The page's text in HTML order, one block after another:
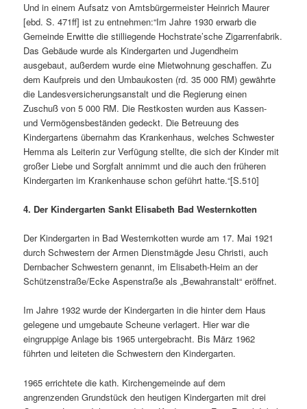
Und in einem Aufsatz von Amtsbürgermeister Heinrich Maurer
[ebd. S. 471ff] ist zu entnehmen:“Im Jahre 1930 erwarb die
Gemeinde Erwitte die stilliegende Hochstrate’sche Zigarrenfabrik.
Das Gebäude wurde als Kindergarten und Jugendheim
ausgebaut, außerdem wurde eine Mietwohnung geschaffen. Zu
dem Kaufpreis und den Umbaukosten (rd. 35 000 RM) gewährte
die Landesversicherungsanstalt und die Regierung einen
Zuschuß von 5 000 RM. Die Restkosten wurden aus Kassen-
und Vermögensbeständen gedeckt. Die Betreuung des
Kindergartens übernahm das Krankenhaus, welches Schwester
Hemma als Leiterin zur Verfügung stellte, die sich der Kinder mit
großer Liebe und Sorgfalt annimmt und die auch den früheren
Kindergarten im Krankenhause schon geführt hatte.“[S.510]
4. Der Kindergarten Sankt Elisabeth Bad Westernkotten
Der Kindergarten in Bad Westernkotten wurde am 17. Mai 1921
durch Schwestern der Armen Dienstmägde Jesu Christi, auch
Dernbacher Schwestern genannt, im Elisabeth-Heim an der
Schützenstraße/Ecke Aspenstraße als „Bewahranstalt“ eröffnet.
Im Jahre 1932 wurde der Kindergarten in die hinter dem Haus
gelegene und umgebaute Scheune verlagert. Hier war die
eingruppige Anlage bis 1965 untergebracht. Bis März 1962
führten und leiteten die Schwestern den Kindergarten.
1965 errichtete die kath. Kirchengemeinde auf dem
angrenzenden Grundstück den heutigen Kindergarten mit drei